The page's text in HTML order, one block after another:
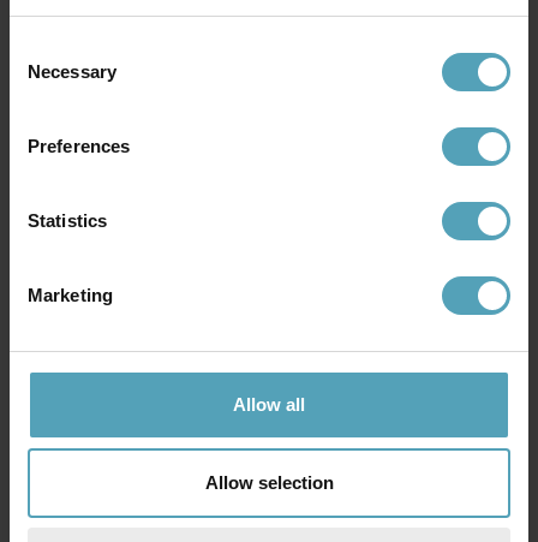
Selection
Necessary
Preferences
Statistics
Marketing
Allow all
Allow selection
LUCIDE
Rek. 879 kr
LUCIDE
taklampa
479 kr
Rek. 599 kr